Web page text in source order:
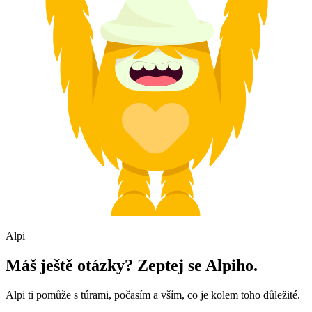
Alpi
Máš ještě otázky? Zeptej se Alpiho.
Alpi ti pomůže s túrami, počasím a vším, co je kolem toho důležité.